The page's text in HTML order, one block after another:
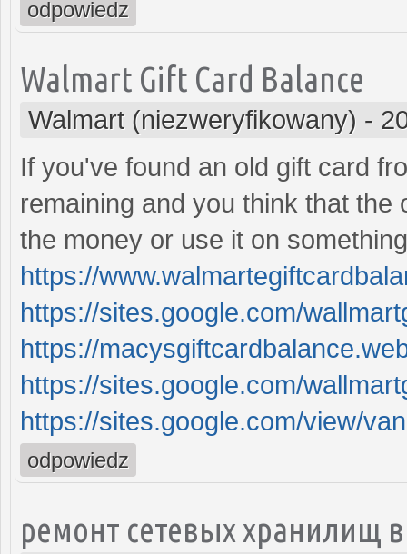
odpowiedz
Walmart Gift Card Balance
Walmart (niezweryfikowany) -
If you've found an old gift card
remaining and you think that
the money or use it on
https://
https://sites.google.com/
https://
https://sites.google.com/
https://sites.google.com/view/
odpowiedz
ремонт сетевых хранилищ